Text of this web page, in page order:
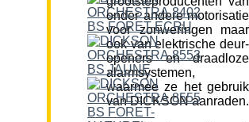
onder andere motorisatie
voor zonweringen maar
ook van elektrische deur-
openers en draadloze
alarmsystemen,
waarmee ze het gebruik
van DICKSON aanraden.